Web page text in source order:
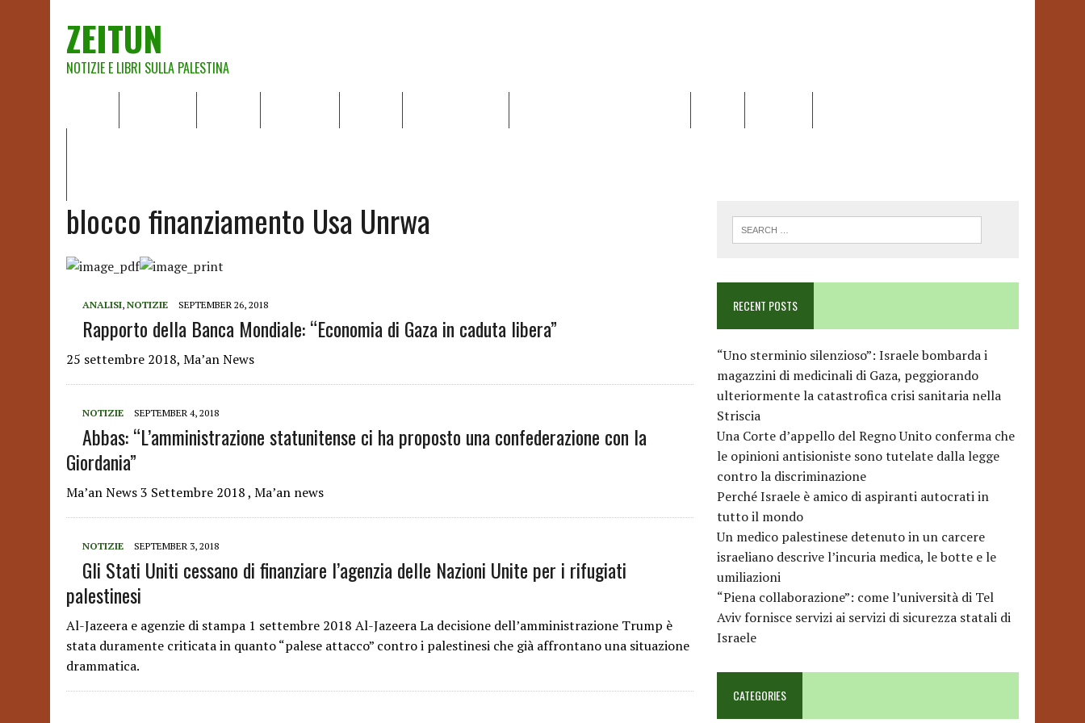
ZEITUN
NOTIZIE E LIBRI SULLA PALESTINA
blocco finanziamento Usa Unrwa
ANALISI, NOTIZIE SEPTEMBER 26, 2018
Rapporto della Banca Mondiale: “Economia di Gaza in caduta libera”
25 settembre 2018, Ma’an News
NOTIZIE SEPTEMBER 4, 2018
Abbas: “L’amministrazione statunitense ci ha proposto una confederazione con la
Giordania”
Ma’an News 3 Settembre 2018 , Ma’an news
NOTIZIE SEPTEMBER 3, 2018
Gli Stati Uniti cessano di finanziare l’agenzia delle Nazioni Unite per i rifugiati
palestinesi
Al-Jazeera e agenzie di stampa 1 settembre 2018 Al-Jazeera La decisione dell’amministrazione Trump è
stata duramente criticata in quanto “palese attacco” contro i palestinesi che già affrontano una situazione
drammatica.
RECENT POSTS
“Uno sterminio silenzioso”: Israele bombarda i
magazzini di medicinali di Gaza, peggiorando
ulteriormente la catastrofica crisi sanitaria nella
Striscia
Una Corte d’appello del Regno Unito conferma che
le opinioni antisioniste sono tutelate dalla legge
contro la discriminazione
Perché Israele è amico di aspiranti autocrati in
tutto il mondo
Un medico palestinese detenuto in un carcere
israeliano descrive l’incuria medica, le botte e le
umiliazioni
“Piena collaborazione”: come l’università di Tel
Aviv fornisce servizi ai servizi di sicurezza statali di
Israele
CATEGORIES